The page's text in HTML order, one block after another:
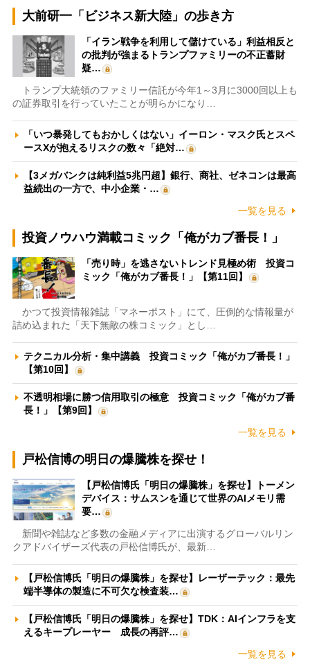
大前研一「ビジネス新大陸」の歩き方
「イラン戦争を利用して儲けている」利益相反と
の批判が強まるトランプファミリーの不正蓄財
疑…
トランプ大統領のファミリー信託が今年1～3月に3000回以上も
の証券取引を行っていたことが明らかになり…
「いつ暴発してもおかしくはない」イーロン・マスク氏とスペ
ースXが抱えるリスクの数々「絶対…
【3メガバンクは純利益5兆円超】銀行、商社、ゼネコンは最高
益続出の一方で、中小企業・…
一覧を見る
投資ノウハウ満載コミック「俺がカブ番長！」
「売り時」を逃さないトレンド見極め術 投資コ
ミック「俺がカブ番長！」【第11回】
かつて投資情報雑誌「マネーポスト」にて、圧倒的な情報量が
詰め込まれた「天下無敵の株コミック」とし…
テクニカル分析・集中講義 投資コミック「俺がカブ番長！」
【第10回】
不透明相場に勝つ信用取引の極意 投資コミック「俺がカブ番
長！」【第9回】
一覧を見る
戸松信博の明日の爆騰株を探せ！
【戸松信博氏「明日の爆騰株」を探せ】トーメン
デバイス：サムスンを通じて世界のAIメモリ需
要…
新聞や雑誌など多数の金融メディアに出演するグローバルリン
クアドバイザーズ代表の戸松信博氏が、最新…
【戸松信博氏「明日の爆騰株」を探せ】レーザーテック：最先
端半導体の製造に不可欠な検査装…
【戸松信博氏「明日の爆騰株」を探せ】TDK：AIインフラを支
えるキープレーヤー 成長の再評…
一覧を見る